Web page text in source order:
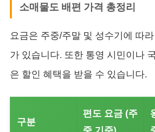
소매물도 배편 가격 총정리
요금은 주중/주말 및 성수기에 따
가 있습니다. 또한 통영 시민이나
은 할인 혜택을 받을 수 있습니다.
구분
편도 요금 (주